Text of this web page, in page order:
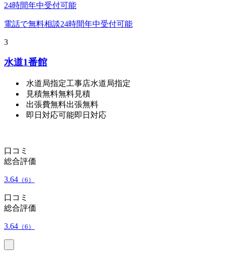
24時間年中受付可能
電話で無料相談24時間年中受付可能
3
水道1番館
水道局指定工事店水道局指定
見積無料無料見積
出張費無料出張無料
即日対応可能即日対応
口コミ
総合評価
3.64 （6）
口コミ
総合評価
3.64 （6）